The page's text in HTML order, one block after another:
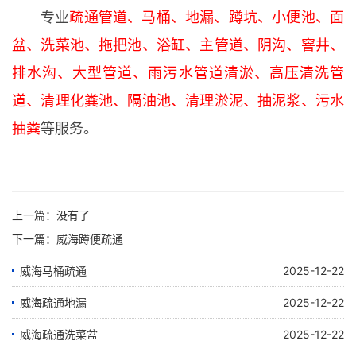
专业疏通管道、马桶、地漏、蹲坑、小便池、面
盆、洗菜池、拖把池、浴缸、主管道、阴沟、窨井、
排水沟、大型管道、雨污水管道清淤、高压清洗管
道、清理化粪池、隔油池、清理淤泥、抽泥浆、污水
抽粪等服务。
上一篇：没有了
下一篇： 威海蹲便疏通
威海马桶疏通 2025-12-22
威海疏通地漏 2025-12-22
威海疏通洗菜盆 2025-12-22